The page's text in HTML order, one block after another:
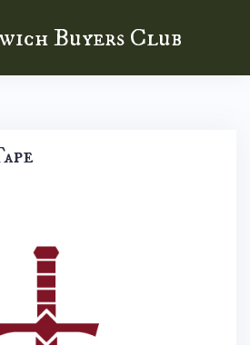
Buyers Club